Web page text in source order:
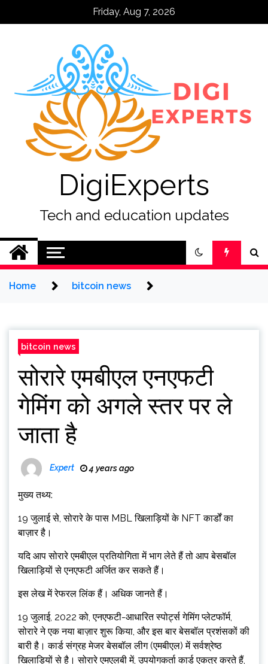
Friday, Aug 7, 2026
DigiExperts
Tech and education updates
Home bitcoin news
bitcoin news
सोरारे एमबीएल एनएफटी
गेमिंग को अगले स्तर पर ले
जाता है
Expert 4 years ago
मुख्य तथ्य:
19 जुलाई से, सोरारे के पास MBL खिलाड़ियों के NFT कार्डों का
बाज़ार है।
यदि आप सोरारे एमबीएल प्रतियोगिता में भाग लेते हैं तो आप बेसबॉल
खिलाड़ियों से एनएफटी अर्जित कर सकते हैं।
इस लेख में रेफरल लिंक हैं। अधिक जानते हैं।
19 जुलाई, 2022 को, एनएफटी-आधारित स्पोर्ट्स गेमिंग प्लेटफॉर्म,
सोरारे ने एक नया बाज़ार शुरू किया, और इस बार बेसबॉल प्रशंसकों की
बारी है। कार्ड संग्रह मेजर बेसबॉल लीग (एमबीएल) में सर्वश्रेष्ठ
खिलाड़ियों से है। सोरारे एमएलबी में, उपयोगकर्ता कार्ड एकत्र करते हैं,